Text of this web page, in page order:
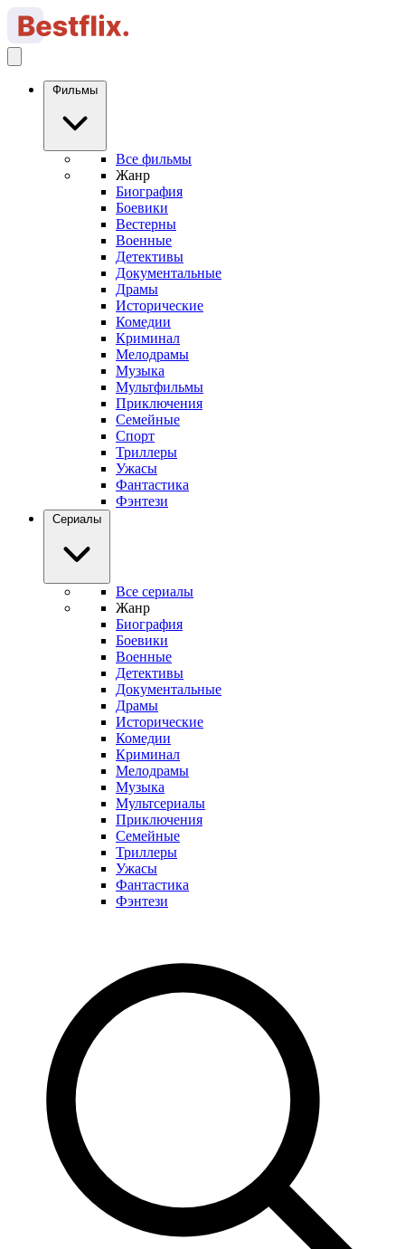
Фильмы
Все фильмы
Жанр
Биография
Боевики
Вестерны
Военные
Детективы
Документальные
Драмы
Исторические
Комедии
Криминал
Мелодрамы
Музыка
Мультфильмы
Приключения
Семейные
Спорт
Триллеры
Ужасы
Фантастика
Фэнтези
Сериалы
Все сериалы
Жанр
Биография
Боевики
Военные
Детективы
Документальные
Драмы
Исторические
Комедии
Криминал
Мелодрамы
Музыка
Мультсериалы
Приключения
Семейные
Триллеры
Ужасы
Фантастика
Фэнтези